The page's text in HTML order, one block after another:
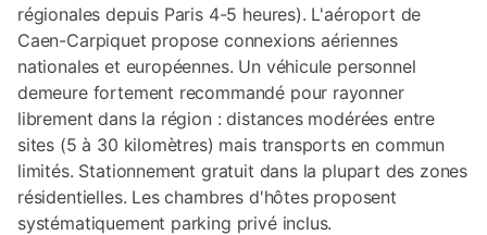
régionales depuis Paris 4-5 heures). L'aéroport de
Caen-Carpiquet propose connexions aériennes
nationales et européennes. Un véhicule personnel
demeure fortement recommandé pour rayonner
librement dans la région : distances modérées entre
sites (5 à 30 kilomètres) mais transports en commun
limités. Stationnement gratuit dans la plupart des zones
résidentielles. Les chambres d'hôtes proposent
systématiquement parking privé inclus.